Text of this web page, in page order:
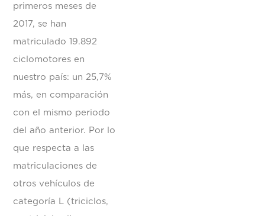
primeros meses de
2017, se han
matriculado 19.892
ciclomotores en
nuestro país: un 25,7%
más, en comparación
con el mismo periodo
del año anterior. Por lo
que respecta a las
matriculaciones de
otros vehículos de
categoría L (triciclos,